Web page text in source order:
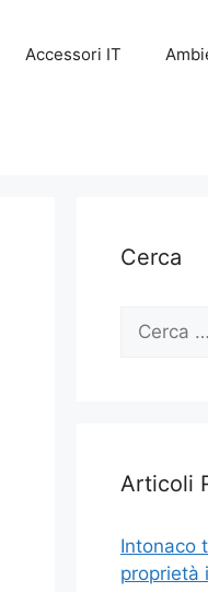
Accessori IT
Cerca
Ricerca
Articoli
Intonaco
proprietà